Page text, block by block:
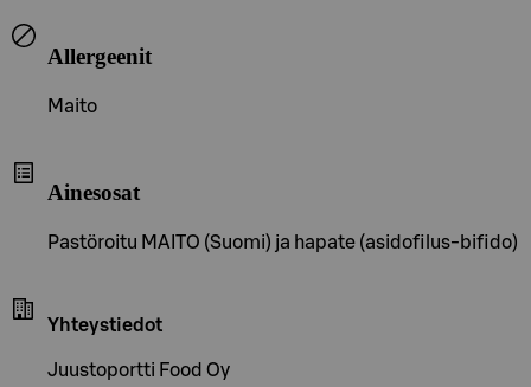
Allergeenit
Maito
Ainesosat
Pastöroitu MAITO (Suomi) ja hapate (asidofilus-bifido)
Yhteystiedot
Juustoportti Food Oy